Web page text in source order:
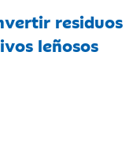
residuos
leñosos